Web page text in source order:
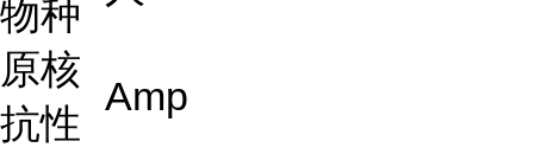
物种
原核
抗性
Amp